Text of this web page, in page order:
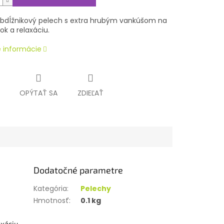
pelech s extra hrubým vankúšom na
a relaxáciu.
informácie
OPÝTAŤ SA ZDIEĽAŤ
Dodatočné parametre
Kategória:
Pelechy
Hmotnosť: 0.1 kg